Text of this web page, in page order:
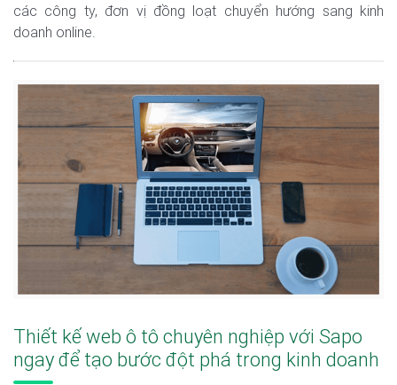
các công ty, đơn vị đồng loạt chuyển hướng sang kinh
doanh online.
Thiết kế web ô tô chuyên nghiệp với Sapo
ngay để tạo bước đột phá trong kinh doanh